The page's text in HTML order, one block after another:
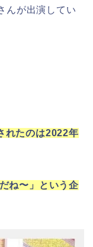
んが出演してい
れたのは2022年
ね〜」という企